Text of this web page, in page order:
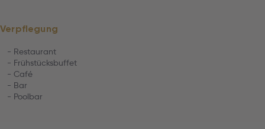
Verpflegung
- Restaurant
- Frühstücksbuffet
- Café
- Bar
- Poolbar